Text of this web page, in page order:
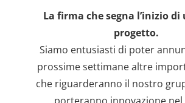
La firma che segna l’inizio
progetto.
Siamo entusiasti di poter
prossime settimane altre
che riguarderanno il nostro
porteranno innovazione